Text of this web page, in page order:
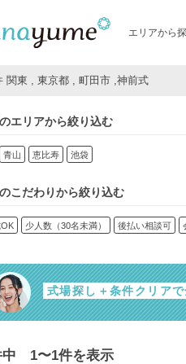
エリアから
関東 , 東京都 , 町田市 ,神前式
エリアから絞り込む
青山 恵比寿 池袋
こだわりから絞り込む
少人数（30名未満） 後払い相談可
式場探し＋条件クリア
中 1〜1件を表示